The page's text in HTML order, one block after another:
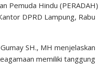
Pemuda Hindu (PERADAH)
DPRD Lampung, Rabu
SH., MH menjelaskan
memiliki tanggung